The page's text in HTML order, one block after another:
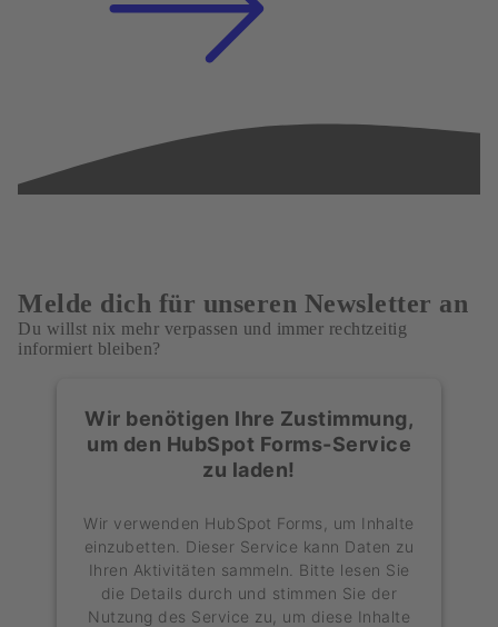
Melde dich für unseren Newsletter an
Du willst nix mehr verpassen und immer rechtzeitig
informiert bleiben?
Wir benötigen Ihre Zustimmung,
um den HubSpot Forms-Service
zu laden!
Wir verwenden HubSpot Forms, um Inhalte
einzubetten. Dieser Service kann Daten zu
Ihren Aktivitäten sammeln. Bitte lesen Sie
die Details durch und stimmen Sie der
Nutzung des Service zu, um diese Inhalte